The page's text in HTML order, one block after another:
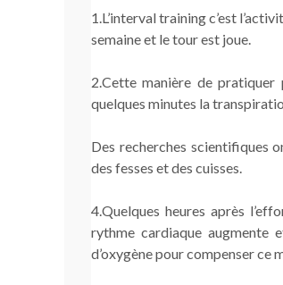
1.L’interval training c’est
semaine et le tour est joue.
2.Cette manière de
quelques minutes la
Des recherches scientifiques
des fesses et des cuisses.
4.Quelques heures après
rythme cardiaque augmente
d’oxygène pour compenser